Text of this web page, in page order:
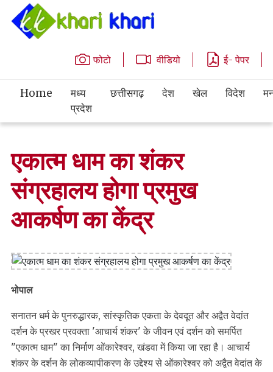
फोटो वीडियो ई- पेपर
Home
मध्य
प्रदेश
छत्तीसगढ़ देश खेल विदेश
एकात्म धाम का शंकर
संग्रहालय होगा प्रमुख
आकर्षण का केंद्र
भोपाल
सनातन धर्म के पुनरुद्धारक, सांस्कृतिक एकता के देवदूत और अद्वैत वेदांत
दर्शन के प्रखर प्रवक्ता 'आचार्य शंकर' के जीवन एवं दर्शन को समर्पित
"एकात्म धाम" का निर्माण ओंकारेश्वर, खंडवा में किया जा रहा है। आचार्य
शंकर के दर्शन के लोकव्यापीकरण के उद्देश्य से ओंकारेश्वर को अद्वैत वेदांत के